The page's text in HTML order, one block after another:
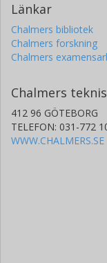
Länkar
Chalmers bibliotek
Chalmers forskning
Chalmers
Chalmers
412 96 GÖTEBORG
TELEFON: 031-772
WWW.CHALMERS.SE